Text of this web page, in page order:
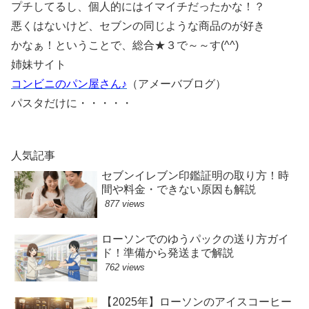
プチしてるし、個人的にはイマイチだったかな！？
悪くはないけど、セブンの同じような商品のが好き
かなぁ！ということで、総合★３で～～す(^^)
姉妹サイト
コンビニのパン屋さん♪ （アメーバブログ）
パスタだけに・・・・・
人気記事
セブンイレブン印鑑証明の取り方！時
間や料金・できない原因も解説
877 views
ローソンでのゆうパックの送り方ガイ
ド！準備から発送まで解説
762 views
【2025年】ローソンのアイスコーヒー